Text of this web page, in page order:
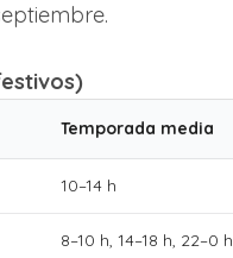
Temporada media
10–14 h
8–10 h, 14–18 h, 22–0 h